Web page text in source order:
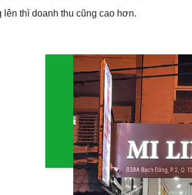
lên thì doanh thu cũng cao hơn.